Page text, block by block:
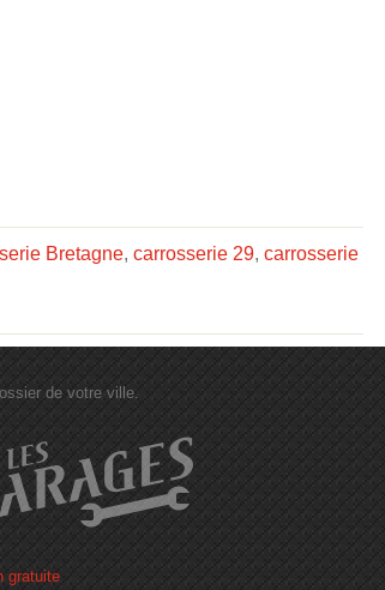
Bretagne, carrosserie 29, carrosserie
de votre ville.
gratuite